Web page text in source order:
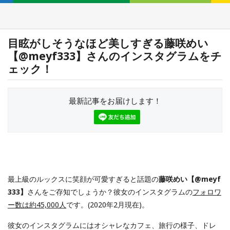
目眩がしそうなほど美しすぎる藤咲めい
【@meyf333】さんのインスタグラムをチ
ェック！
最新記事をお届けします！
最上級のルックスに笑顔が可愛すぎると話題の藤咲めい【@meyf
333】 さんをご存知でしょうか？彼女のインスタグラムのフォロワ
ー数は約45,000人です。(2020年2月現在)。
彼女のインスタグラムにはオシャレなカフェ、旅行の様子、ドレ